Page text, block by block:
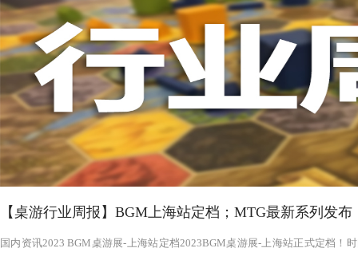
【桌游行业周报】BGM上海站定档；MTG最新系列发布
国内资讯2023 BGM桌游展-上海站定档2023BGM桌游展-上海站正式定档！